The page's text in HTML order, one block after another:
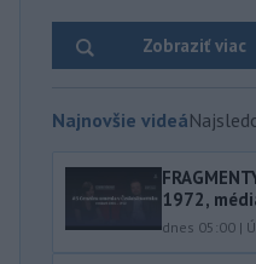
Zobraziť viac
Najnovšie videá
1972,
dnes 05:00 |